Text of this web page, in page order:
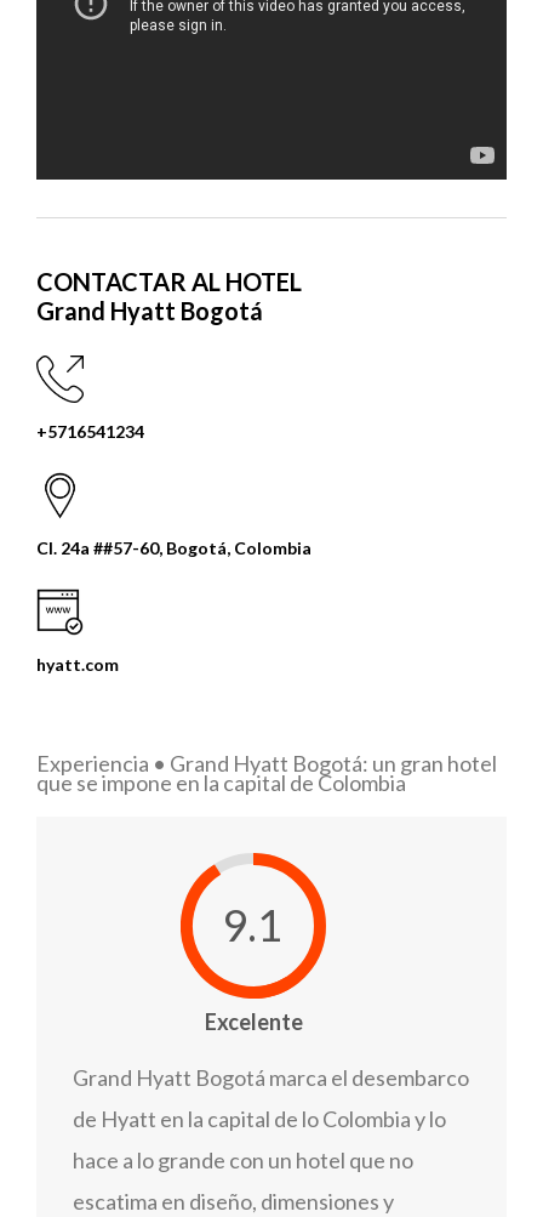
CONTACTAR AL HOTEL
Grand Hyatt Bogotá
+5716541234
Cl. 24a ##57-60, Bogotá, Colombia
hyatt.com
Experiencia • Grand Hyatt Bogotá: un gran hotel
que se impone en la capital de Colombia
9.1
Excelente
Grand Hyatt Bogotá marca el desembarco
de Hyatt en la capital de lo Colombia y lo
hace a lo grande con un hotel que no
escatima en diseño, dimensiones y